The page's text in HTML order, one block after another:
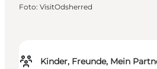
Kinder, Freunde, Mein
Foto: VisitOdsherred